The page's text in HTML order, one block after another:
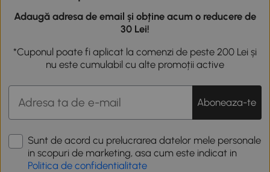
Adaugă adresa de email și obține acum o reducere de
30 Lei!
*Cuponul poate fi aplicat la comenzi de peste 200 Lei și
nu este cumulabil cu alte promoții active
Aboneaza-te
Sunt de acord cu prelucrarea datelor mele personale
in scopuri de marketing, asa cum este indicat in
Politica de confidentialitate